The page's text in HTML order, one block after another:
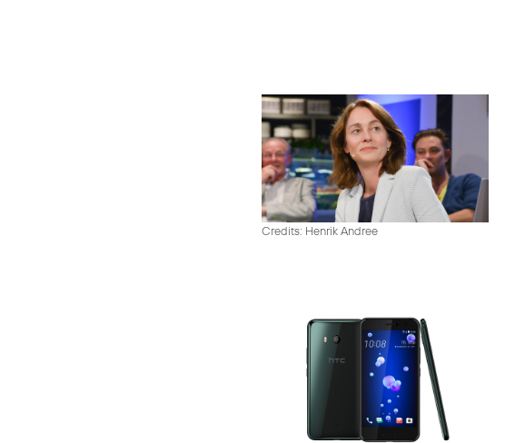
Credits: Henrik Andree